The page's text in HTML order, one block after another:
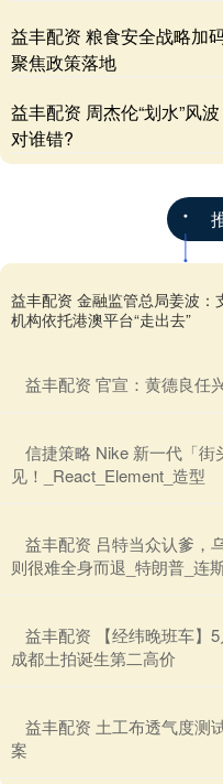
益丰配资 粮食安全战略加
聚焦政策落地
益丰配资 周杰伦“划水”风
对谁错?
益丰配资 金融监管总局姜波：
机构依托港澳平台“走出去”
益丰配资 官宣：黄德良任
信捷策略 Nike 新一代「
见！_React_Element_造型
益丰配资 吕特当众认爹，
则很难全身而退_特朗普_连
益丰配资 【经纬晚班车】
成都土拍诞生第二高价
益丰配资 土工布透气度
案